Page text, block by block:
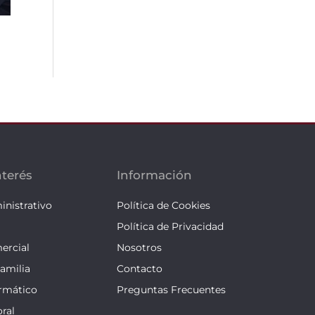
Información
Política de Cookies
Política de Privacidad
Nosotros
Contacto
Preguntas Frecuentes